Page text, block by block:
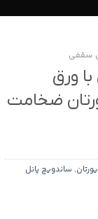
سقفی
ورق
ضخامت
, ساندویچ پانل